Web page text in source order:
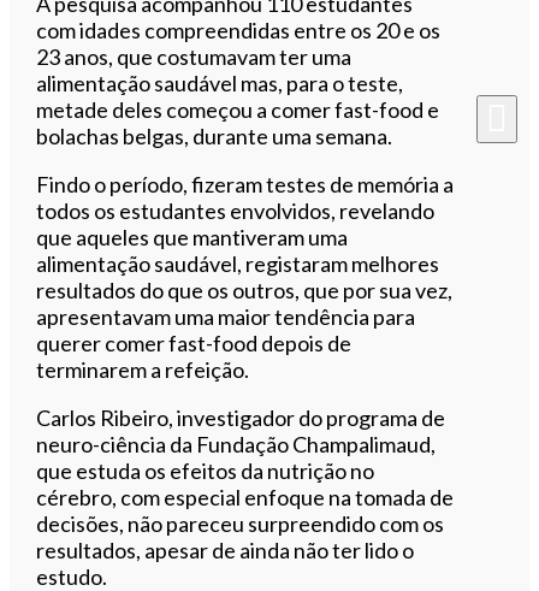
com idades compreendidas entre os 20 e os
23 anos, que costumavam ter uma
alimentação saudável mas, para o teste,
metade deles começou a comer fast-food e
bolachas belgas, durante uma semana.
Findo o período, fizeram testes de memória a
todos os estudantes envolvidos, revelando
que aqueles que mantiveram uma
alimentação saudável, registaram melhores
resultados do que os outros, que por sua vez,
apresentavam uma maior tendência para
querer comer fast-food depois de
terminarem a refeição.
Carlos Ribeiro, investigador do programa de
neuro-ciência da Fundação Champalimaud,
que estuda os efeitos da nutrição no
cérebro, com especial enfoque na tomada de
decisões, não pareceu surpreendido com os
resultados, apesar de ainda não ter lido o
estudo.